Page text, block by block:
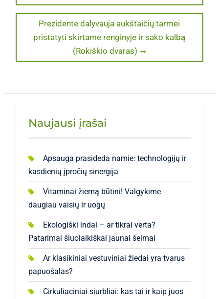
tarp
įrašų
post:
Next
post:
Prezidentė dalyvauja aukštaičių tarmei
pristatyti skirtame renginyje ir sako kalbą
(Rokiškio dvaras)
Naujausi įrašai
Apsauga prasideda namie: technologijų ir
kasdienių įpročių sinergija
Vitaminai žiemą būtini! Valgykime
daugiau vaisių ir uogų
Ekologiški indai – ar tikrai verta?
Patarimai šiuolaikiškai jaunai šeimai
Ar klasikiniai vestuviniai žiedai yra tvarus
papuošalas?
Cirkuliaciniai siurbliai: kas tai ir kaip juos